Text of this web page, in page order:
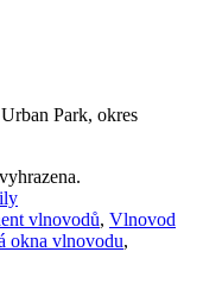
Park, okres
vlnovodů, Vlnovod
okna vlnovodu,